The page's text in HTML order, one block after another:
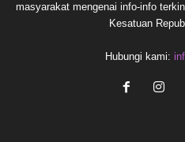
masyarakat mengenai info-info
Kesatuan
Hubungi kami: